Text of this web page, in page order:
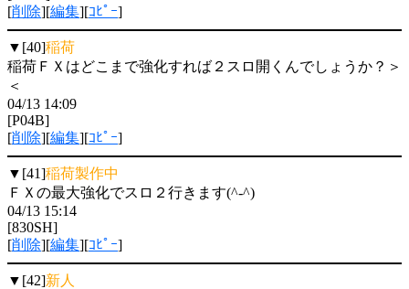
[削除][編集][ｺﾋﾟｰ]
▼[40]稲荷
稲荷ＦＸはどこまで強化すれば２スロ開くんでしょうか？＞
＜
04/13 14:09
[P04B]
[削除][編集][ｺﾋﾟｰ]
▼[41]稲荷製作中
ＦＸの最大強化でスロ２行きます(^-^)
04/13 15:14
[830SH]
[削除][編集][ｺﾋﾟｰ]
▼[42]新人